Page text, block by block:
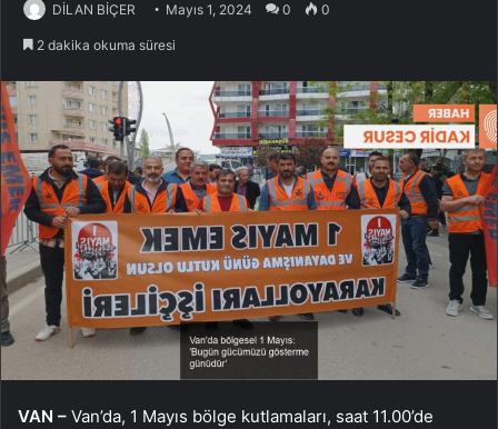
DİLAN BİÇER Mayıs 1, 2024 0 0
2 dakika okuma süresi
VAN – Van’da, 1 Mayıs bölge kutlamaları, saat 11.00’de